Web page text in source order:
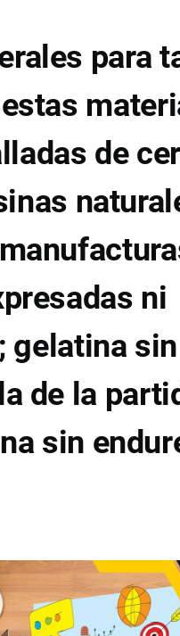
para
de
ni
gelatina sin
de la
sin